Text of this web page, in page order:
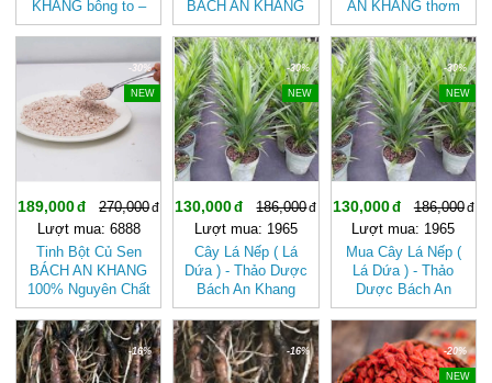
KHANG bông to –
Dưỡng Nhan, Nấu
BÁCH AN KHANG
tốt cho sức khỏe,
giàu dinh dưỡng
AN KHANG thơm
ngon tự nhiên, tố
cho sức khỏe & làm
đẹp
-30%
NEW
189,000
270,000
Lượt mua: 6888
Tinh Bột Củ Sen
BÁCH AN KHANG
100% Nguyên Chất
Từ Củ Sen Tươi
Không Pha giúp
thanh nhiệt, giải độc,
bổ khí, dưỡng huyết
-30%
NEW
130,000
186,000
Lượt mua: 1965
Cây Lá Nếp ( Lá
Dứa ) - Thảo Dược
Bách An Khang
BAK830
-30%
NEW
130,000
186,000
Lượt mua: 1965
Mua Cây Lá Nếp (
Lá Dứa ) - Thảo
Dược Bách An
Khang BAK830
-16% -16% -20%
NEW